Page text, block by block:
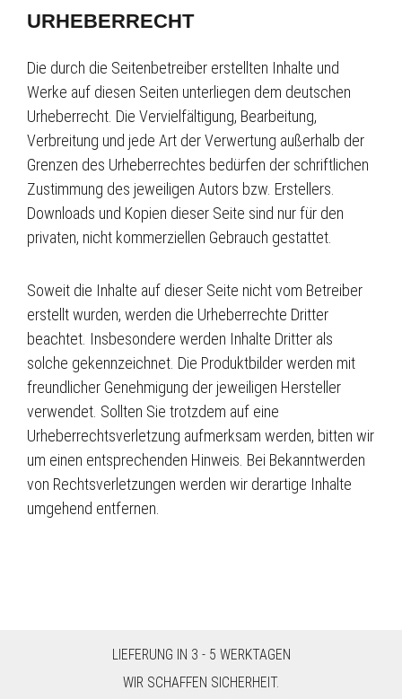
URHEBERRECHT
Die durch die Seitenbetreiber erstellten Inhalte und
Werke auf diesen Seiten unterliegen dem deutschen
Urheberrecht. Die Vervielfältigung, Bearbeitung,
Verbreitung und jede Art der Verwertung außerhalb der
Grenzen des Urheberrechtes bedürfen der schriftlichen
Zustimmung des jeweiligen Autors bzw. Erstellers.
Downloads und Kopien dieser Seite sind nur für den
privaten, nicht kommerziellen Gebrauch gestattet.
Soweit die Inhalte auf dieser Seite nicht vom Betreiber
erstellt wurden, werden die Urheberrechte Dritter
beachtet. Insbesondere werden Inhalte Dritter als
solche gekennzeichnet. Die Produktbilder werden mit
freundlicher Genehmigung der jeweiligen Hersteller
verwendet. Sollten Sie trotzdem auf eine
Urheberrechtsverletzung aufmerksam werden, bitten wir
um einen entsprechenden Hinweis. Bei Bekanntwerden
von Rechtsverletzungen werden wir derartige Inhalte
umgehend entfernen.
LIEFERUNG IN 3 - 5 WERKTAGEN
WIR SCHAFFEN SICHERHEIT.